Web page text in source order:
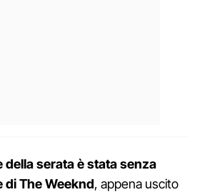
della serata è stata senza
The Weeknd, appena uscito